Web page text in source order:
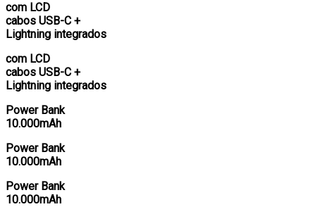
com LCD
cabos USB-C +
Lightning integrados
com LCD
cabos USB-C +
Lightning integrados
Power Bank
10.000mAh
Power Bank
10.000mAh
Power Bank
10.000mAh